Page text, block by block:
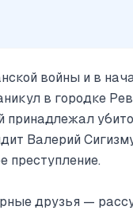
войны и в
в городке
принадлежал
Валерий
преступление.
друзья —